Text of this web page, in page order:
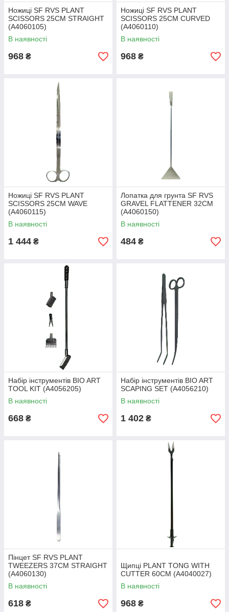
Ножиці SF RVS PLANT
SCISSORS 25CM STRAIGHT
(A4060105)
В наявності
968 ₴
Ножиці SF RVS PLANT
SCISSORS 25CM CURVED
(A4060110)
В наявності
968 ₴
Ножиці SF RVS PLANT
SCISSORS 25CM WAVE
(A4060115)
В наявності
1 444 ₴
Лопатка для грунта SF RVS
GRAVEL FLATTENER 32CM
(A4060150)
В наявності
484 ₴
Набір інструментів BIO ART
TOOL KIT (A4056205)
В наявності
668 ₴
Набір інструментів BIO ART
SCAPING SET (A4056210)
В наявності
1 402 ₴
Пінцет SF RVS PLANT
TWEEZERS 37CM STRAIGHT
(A4060130)
В наявності
618 ₴
Щипці PLANT TONG WITH
CUTTER 60CM (A4040027)
В наявності
968 ₴